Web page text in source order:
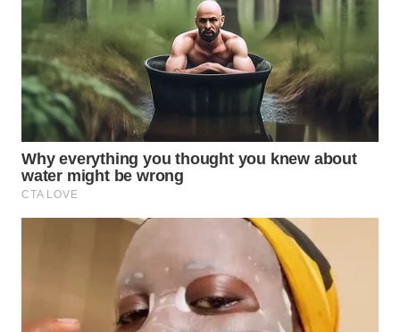
WN
PURWAKARTA
WN
PRIANGAN
TIMUR
WN
SEMARANG